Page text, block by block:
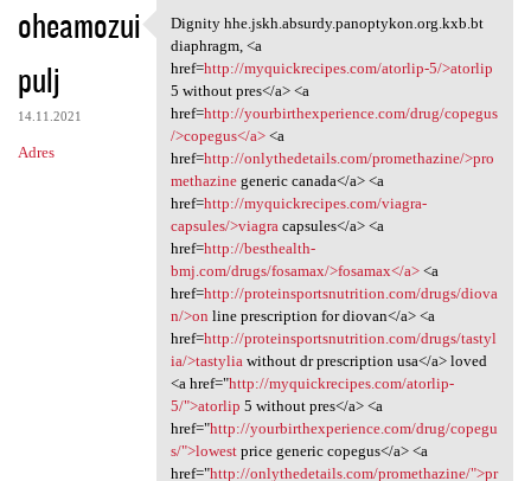
oheamozui
pulj
14.11.2021
Adres
Dignity hhe.jskh.absurdy
Dignity hhe.jskh.absurdy.panoptykon.org.kxb.bt
diaphragm, <a
href=http://myquickrecipes.com/atorlip-5/>atorlip
5 without pres</a> <a
href=http://yourbirthexperience.com/drug/copegus
/>copegus</a><a
href=http://onlythedetails.com/promethazine/>pro
methazinegeneric canada</a> <a
href=http://myquickrecipes.com/viagra-
capsules/>viagra capsules</a> <a
href=http://besthealth-
bmj.com/drugs/fosamax/>fosamax</a><a
href=http://proteinsportsnutrition.com/drugs/diova
n/>on line prescription for diovan</a> <a
href=http://proteinsportsnutrition.com/drugs/tastyl
ia/>tastylia without dr prescription usa</a> loved
<a href="http://myquickrecipes.com/atorlip-
5/">atorlip 5 without pres</a> <a
href="http://yourbirthexperience.com/drug/copegu
s/">lowestprice generic copegus</a> <a
href="http://onlythedetails.com/promethazine/">pr